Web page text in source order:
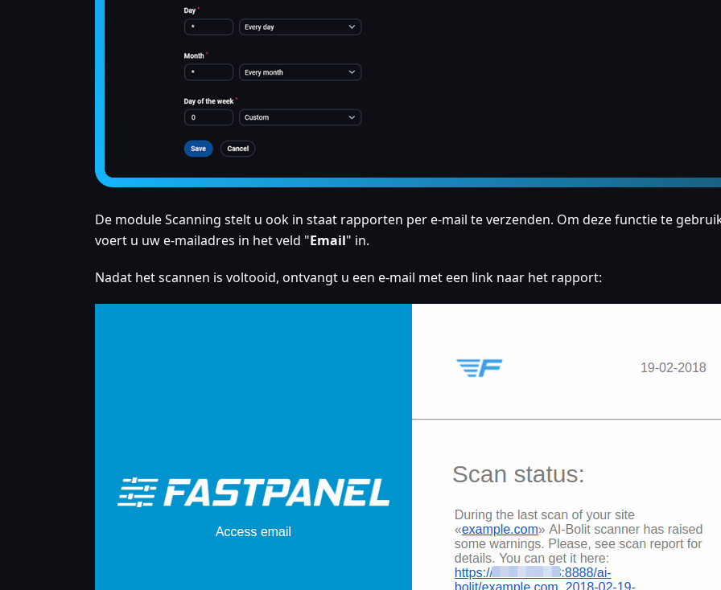
De module Scanning stelt u ook in staat rapporten per e-mail te verzenden. Om deze functie te
voert u uw e-mailadres in het veld "Email" in.
Nadat het scannen is voltooid, ontvangt u een e-mail met een link naar het rapport: